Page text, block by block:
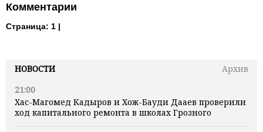
НОВОСТИ
Архив
21:00
Хас-Магомед Кадыров и Хож-Бауди Дааев проверили
ход капитального ремонта в школах Грозного
Комментарии
Страница: 1 |